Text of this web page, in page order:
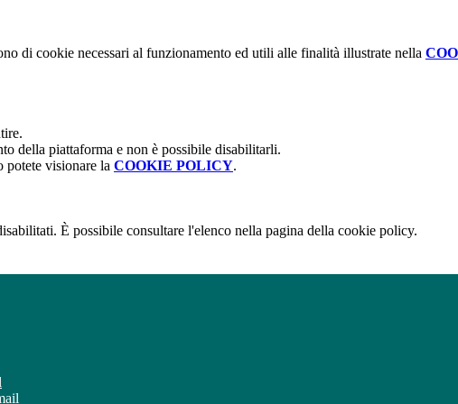
di cookie necessari al funzionamento ed utili alle finalità illustrate nella
della piattaforma e non è possibile disabilitarli.
potete visionare la COOKIE POLICY.
È possibile consultare l'elenco nella pagina della cookie policy.